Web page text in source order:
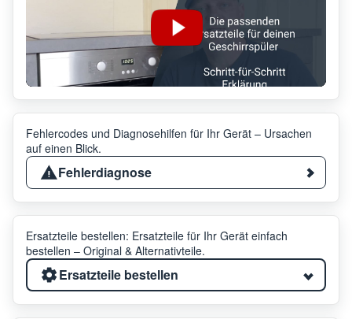
Fehlercodes und Diagnosehilfen für Ihr Gerät – Ursachen
auf einen Blick.
Fehlerdiagnose
Ersatzteile bestellen: Ersatzteile für Ihr Gerät einfach
bestellen – Original & Alternativteile.
Ersatzteile bestellen